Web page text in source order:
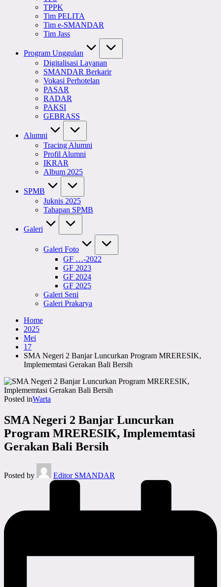
TPPK
Tim PELITA
Tim e-SMANDAR
Tim Jass
Program Unggulan
Digitalisasi Layanan
SMANDAR Berkarir
Vokasi Perhotelan
PASAR
RADAR
PAKSI
GEBRASS
Alumni
Tracing Alumni
Profil Alumni
IKRAR
Album 2025
SPMB
Juknis 2025
Tahapan SPMB
Galeri
Galeri Foto
GF …-2022
GF 2023
GF 2024
GF 2025
Galeri Seni
Galeri Prakarya
Home
2025
Mei
17
SMA Negeri 2 Banjar Luncurkan Program MRERESIK,
Implememtasi Gerakan Bali Bersih
Posted inWarta
SMA Negeri 2 Banjar Luncurkan
Program MRERESIK, Implememtasi
Gerakan Bali Bersih
Posted by Editor SMANDAR